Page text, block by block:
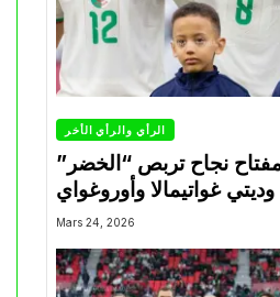
الرأي والرأي الأخر
مفتاح نجاح تربص “الخضر”
غواتيمالا وأوروغواي
Mars 24, 2026